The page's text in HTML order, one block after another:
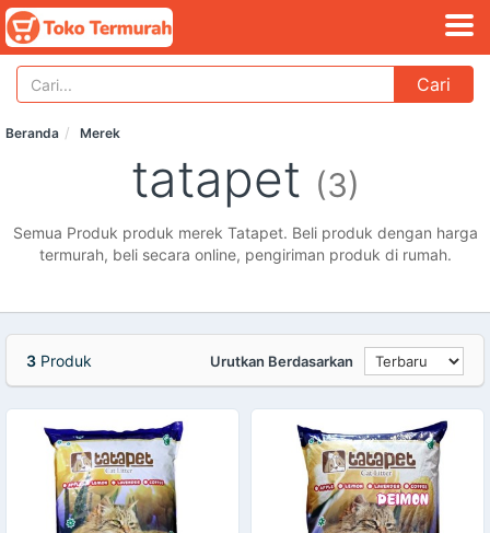
Cari
Beranda Merek
tatapet (3)
Semua Produk produk merek Tatapet. Beli produk dengan harga
termurah, beli secara online, pengiriman produk di rumah.
3 Produk Urutkan Berdasarkan